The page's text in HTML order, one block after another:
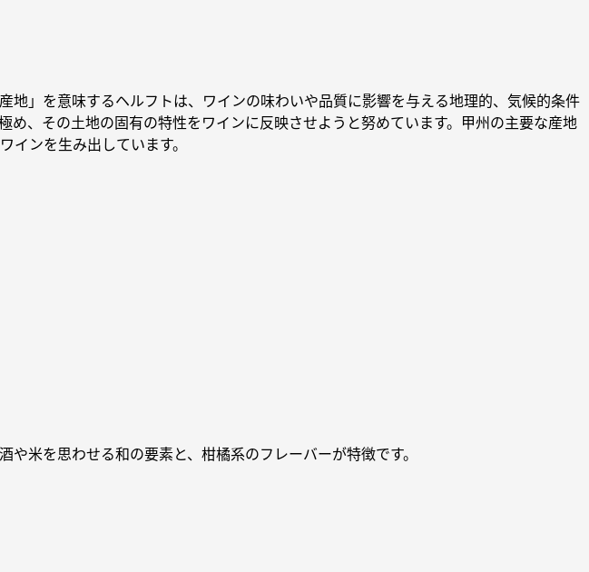
」を意味するヘルフトは、ワインの味わいや品質に影響を与える地理的、気候的条件
、その土地の固有の特性をワインに反映させようと努めています。甲州の主要な産地
ンを生み出しています。
米を思わせる和の要素と、柑橘系のフレーバーが特徴です。